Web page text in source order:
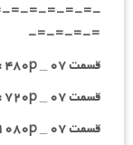
=-=-=-=-=-
=-=-=-=-
قسمت ۰۷ _ ۴۸۰p : | لینک مستقیم | دوبله فارسی
قسمت ۰۷ _ ۷۲۰p : | لینک مستقیم | دوبله فارسی
قسمت ۰۷ _ ۱۰۸۰p : | لینک مستقیم | دوبله فارسی